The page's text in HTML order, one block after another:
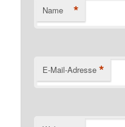
Name *
E-Mail-Adresse *